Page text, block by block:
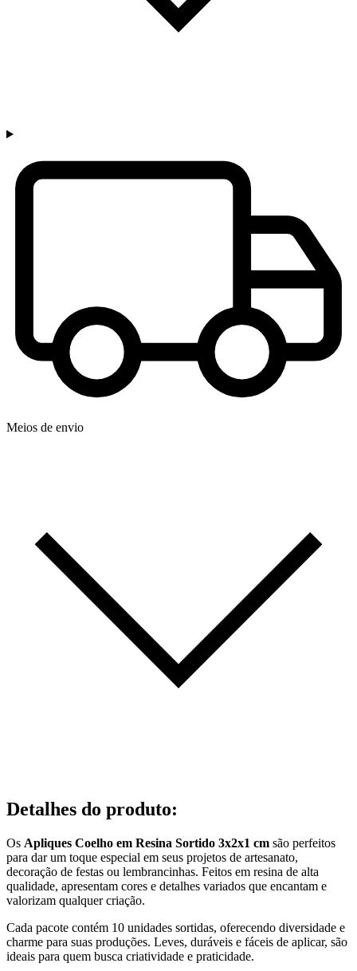
Meios de envio
Detalhes do produto:
Os Apliques Coelho em Resina Sortido 3x2x1 cm são perfeitos
para dar um toque especial em seus projetos de artesanato,
decoração de festas ou lembrancinhas. Feitos em resina de alta
qualidade, apresentam cores e detalhes variados que encantam e
valorizam qualquer criação.
Cada pacote contém 10 unidades sortidas, oferecendo diversidade e
charme para suas produções. Leves, duráveis e fáceis de aplicar, são
ideais para quem busca criatividade e praticidade.